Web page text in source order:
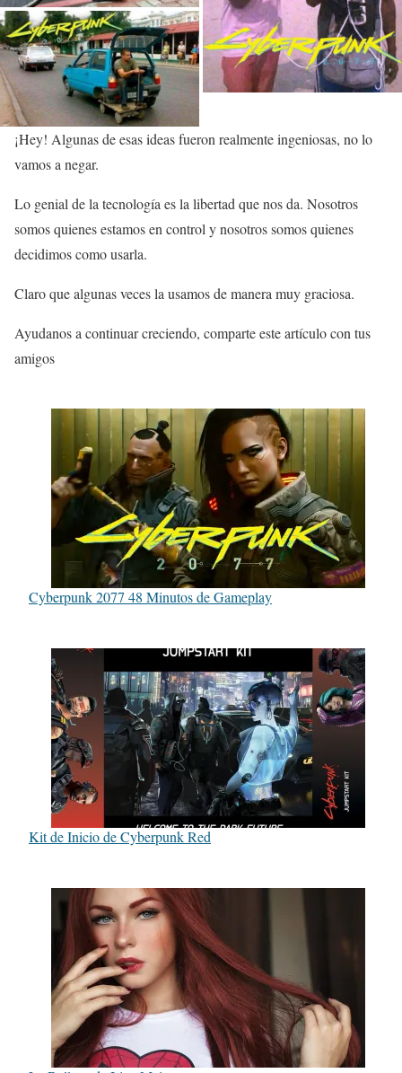
¡Hey! Algunas de esas ideas fueron realmente ingeniosas, no lo
vamos a negar.
Lo genial de la tecnología es la libertad que nos da. Nosotros
somos quienes estamos en control y nosotros somos quienes
decidimos como usarla.
Claro que algunas veces la usamos de manera muy graciosa.
Ayudanos a continuar creciendo, comparte este artículo con tus
amigos
Cyberpunk 2077 48 Minutos de Gameplay
Kit de Inicio de Cyberpunk Red